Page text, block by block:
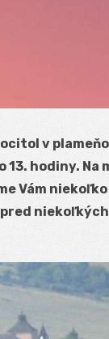
v
hodiny. Na
Vám
niekoľkých